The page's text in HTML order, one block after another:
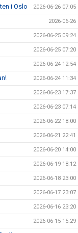
i Oslo 2026-06-26 07:05
2026-06-26
2026-06-25 09:24
2026-06-25 07:20
2026-06-24 12:54
2026-06-24 11:34
2026-06-23 17:37
2026-06-23 07:14
2026-06-22 18:00
2026-06-21 22:41
2026-06-20 14:00
2026-06-19 18:12
2026-06-18 23:00
2026-06-17 23:07
2026-06-16 23:20
2026-06-15 15:29